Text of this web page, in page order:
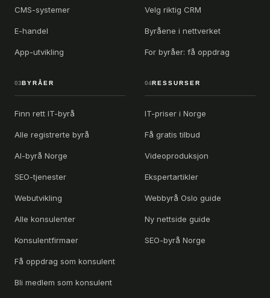
CMS-systemer
E-handel
App-utvikling
Velg riktig CRM
Byråene i nettverket
For byråer: få oppdrag
03BYRÅER
Finn rett IT-byrå
Alle registrerte byrå
AI-byrå Norge
SEO-tjenester
Webutvikling
Alle konsulenter
Konsulentfirmaer
Få oppdrag som konsulent
Bli medlem som konsulent
04RESSURSER
IT-priser i Norge
Få gratis tilbud
Videoproduksjon
Ekspertartikler
Webbyrå Oslo guide
Ny nettside guide
SEO-byrå Norge